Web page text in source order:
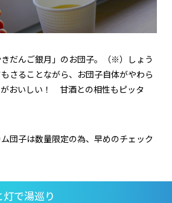
だんご銀月」のお団子。（※）しょう
さることながら、お団子自体がやわら
おいしい！ 甘酒との相性もピッタ
団子は数量限定の為、早めのチェック
で湯巡り